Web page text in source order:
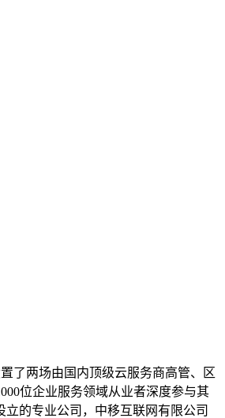
了两场由国内顶级云服务商高管、区
位企业服务领域从业者深度参与其
的专业公司，中移互联网有限公司